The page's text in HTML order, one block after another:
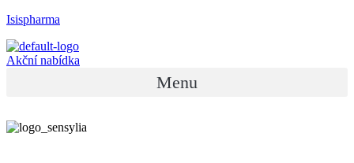
Isispharma
Akční nabídka
Menu